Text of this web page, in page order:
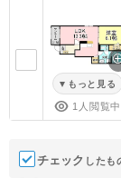
もっと見る
1人閲覧中
チェック したも